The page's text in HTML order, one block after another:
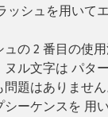
ッシュを用いて
の 2 番目の使
ヌル文字は パタ
問題はありませ
ーケンスを 用